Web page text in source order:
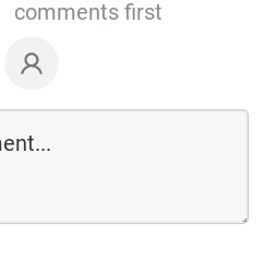
comments first